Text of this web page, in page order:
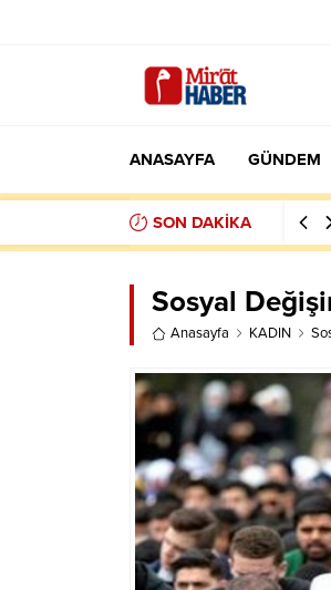
ANASAYFA GÜNDEM
SON DAKİKA
Sosyal
Anasayfa KADIN